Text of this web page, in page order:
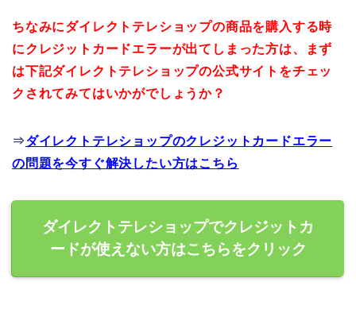
ちなみにダイレクトテレショップの商品を購入する時
にクレジットカードエラーが出てしまった方は、まず
は下記ダイレクトテレショップの公式サイトをチェッ
クされてみてはいかがでしょうか？
⇒ダイレクトテレショップのクレジットカードエラー
の問題を今すぐ解決したい方はこちら
ダイレクトテレショップでクレジットカ
ードが使えない方はこちらをクリック